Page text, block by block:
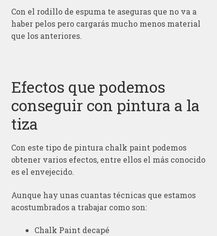
Con el rodillo de espuma te aseguras que no va a
haber pelos pero cargarás mucho menos material
que los anteriores.
Efectos que podemos
conseguir con pintura a la
tiza
Con este tipo de pintura chalk paint podemos
obtener varios efectos, entre ellos el más conocido
es el envejecido.
Aunque hay unas cuantas técnicas que estamos
acostumbrados a trabajar como son:
Chalk Paint decapé